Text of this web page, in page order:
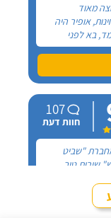
מאוד
אופיר היה
בא לפני
המיקום של
היה הוגן
מילה ועמד בה
אמין מאוד,
שהיה לי נוח,
והשאיר נקי
מומלץ בחום!
107
חוות דעת
"שביט
שירות טוב,
כשהתפוצץ
של הדירה.